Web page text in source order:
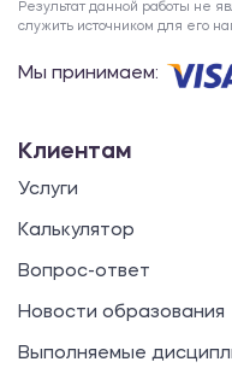
Результат данной работы не
служить источником для его
Мы принимаем:
Клиентам
Услуги
Калькулятор
Вопрос-ответ
Новости образования
Выполняемые